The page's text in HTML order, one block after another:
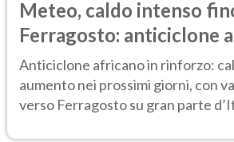
Meteo, caldo intenso
Ferragosto: anticiclone
ancora protagonista
Anticiclone africano in rinforzo:
aumento nei prossimi giorni, con
verso Ferragosto su gran parte